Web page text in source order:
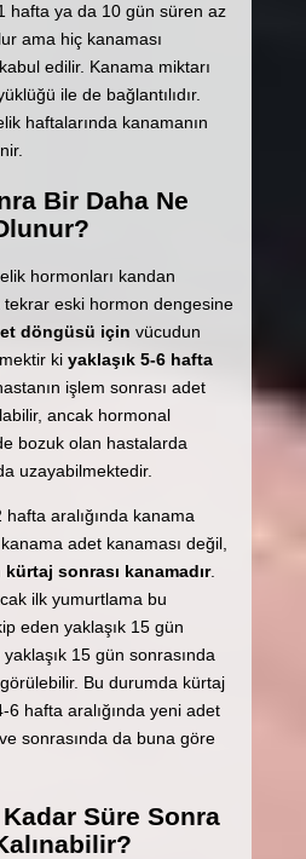
hafta ya da 10 gün süren az
ama hiç kanaması
edilir. Kanama miktarı
ile de bağlantılıdır.
haftalarında kanamanın
Bir Daha Ne
hormonları kandan
tekrar eski hormon dengesine
döngüsü için vücudun
ki yaklaşık 5-6 hafta
işlem sonrası adet
ancak hormonal
bozuk olan hastalarda
uzayabilmektedir.
aralığında kanama
adet kanaması değil,
sonrası kanamadır.
ilk yumurtlama bu
eden yaklaşık 15 gün
15 gün sonrasında
Bu durumda kürtaj
6 hafta aralığında yeni adet
sonrasında da buna göre
Süre Sonra